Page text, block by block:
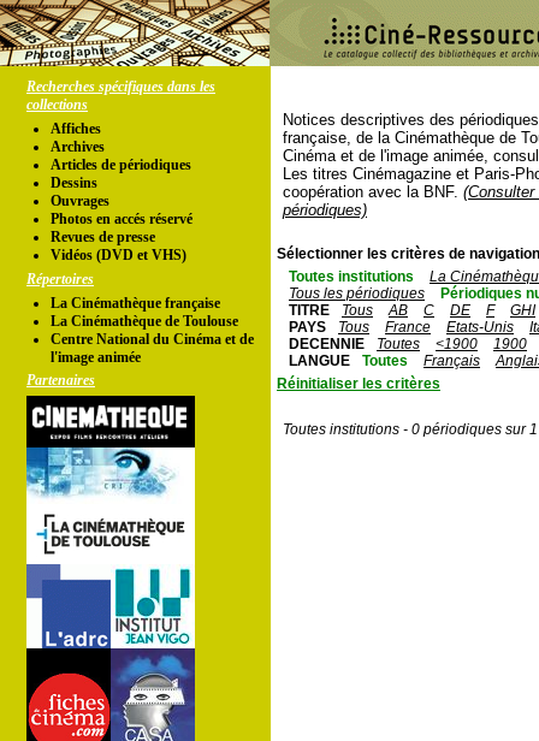
Recherches spécifiques dans les
collections
Affiches
Archives
Articles de périodiques
Dessins
Ouvrages
Photos en accés réservé
Revues de presse
Vidéos (DVD et VHS)
Répertoires
La Cinémathèque française
La Cinémathèque de Toulouse
Centre National du Cinéma et de
l'image animée
Partenaires
Notices descriptives des
française, de la Cinémathèque de
Cinéma et de l'image animée,
Les titres Cinémagazine et Paris-
coopération avec la BNF.
périodiques)
Sélectionner les critères de
Toutes institutions
La
Tous les périodiques
Périodiques
TITRE
Tous AB C DE F
GHI
PAYS
Tous France Etats-Unis
DECENNIE
Toutes <1900
1900
LANGUE
Toutes Français
Réinitialiser les critères
Toutes institutions - 0 périodiques sur